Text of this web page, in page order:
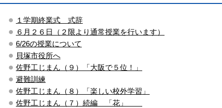
１学期終業式 式辞
６月２６日（２限より通常授業を行います）
6/26の授業について
貝塚市役所へ
佐野工じまん（９）「大阪で５位！」
避難訓練
佐野工じまん（８）「楽しい校外学習」
佐野工じまん（７）続編 「花」